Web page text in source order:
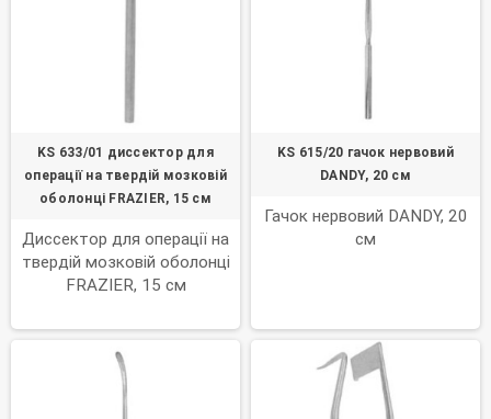
KS 633/01 диссектор для
операції на твердій мозковій
оболонці FRAZIER, 15 см
Диссектор для операції на
твердій мозковій оболонці
FRAZIER, 15 см
KS 615/20 гачок нервовий
DANDY, 20 см
Гачок нервовий DANDY, 20
см